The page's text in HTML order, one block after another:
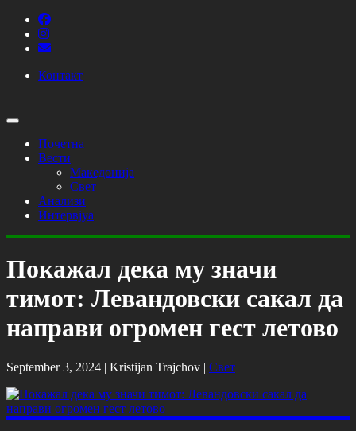
Контакт
Почетна
Вести
Македонија
Свет
Анализи
Интервјуа
Покажал дека му значи
тимот: Левандовски сакал да
направи огромен гест летово
September 3, 2024 | Kristijan Trajchov | Свет